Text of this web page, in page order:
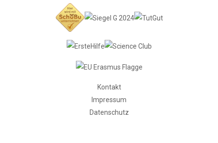
Kontakt
Impressum
Datenschutz